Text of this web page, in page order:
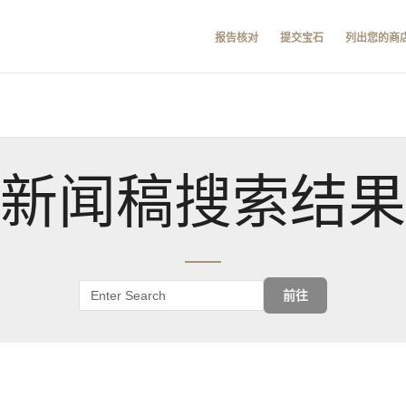
报告核对 提交宝石 列出您的商
新闻稿搜索结果
前往